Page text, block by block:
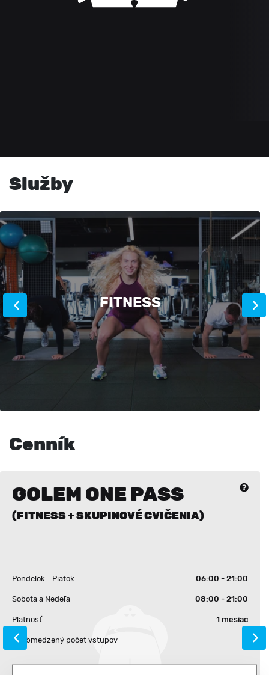
Služby
FITNESS
Cenník
GOLEM ONE PASS
(FITNESS + SKUPINOVÉ CVIČENIA)
Pondelok - Piatok 06:00 - 21:00
Sobota a Nedeľa 08:00 - 21:00
Platnosť 1 mesiac
Neobmedzený počet vstupov